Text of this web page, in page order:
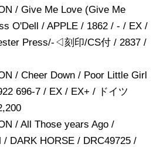
/ Give Me Love (Give Me
O'Dell / APPLE / 1862 / - / EX /
Press/-◁刻印/CS付 / 2837 /
/ Cheer Down / Poor Little Girl
696-7 / EX / EX+ / ドイツ
/ All Those years Ago /
DARK HORSE / DRC49725 /